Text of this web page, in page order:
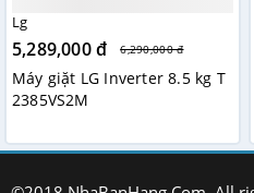
Lg
5,289,000 đ 6,290,000 đ
Máy giặt LG Inverter 8.5 kg T
2385VS2M